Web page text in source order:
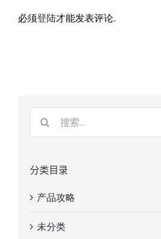
必须登陆才能发表评论.
分类目录
产品攻略
未分类